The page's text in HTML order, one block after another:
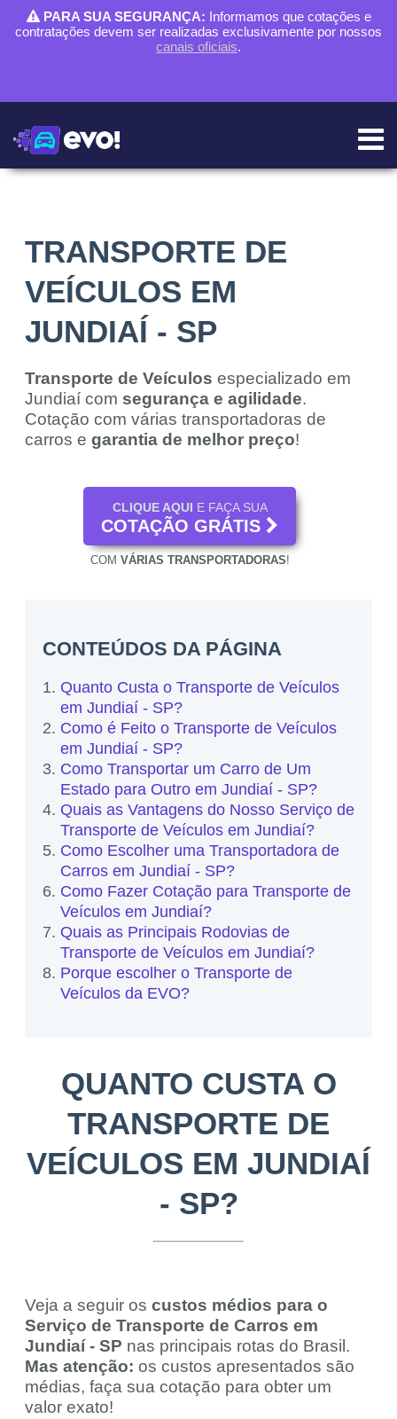
PARA SUA SEGURANÇA: Informamos que cotações e
contratações devem ser realizadas exclusivamente por nossos
canais oficiais.
TRANSPORTE DE
VEÍCULOS EM
JUNDIAÍ - SP
Transporte de Veículos especializado em
Jundiaí com segurança e agilidade.
Cotação com várias transportadoras de
carros e garantia de melhor preço!
CLIQUE AQUI E FAÇA SUA
COTAÇÃO GRÁTIS
COM VÁRIAS TRANSPORTADORAS!
CONTEÚDOS DA PÁGINA
Quanto Custa o Transporte de Veículos
em Jundiaí - SP?
Como é Feito o Transporte de Veículos
em Jundiaí - SP?
Como Transportar um Carro de Um
Estado para Outro em Jundiaí - SP?
Quais as Vantagens do Nosso Serviço de
Transporte de Veículos em Jundiaí?
Como Escolher uma Transportadora de
Carros em Jundiaí - SP?
Como Fazer Cotação para Transporte de
Veículos em Jundiaí?
Quais as Principais Rodovias de
Transporte de Veículos em Jundiaí?
Porque escolher o Transporte de
Veículos da EVO?
QUANTO CUSTA O
TRANSPORTE DE
VEÍCULOS EM JUNDIAÍ
- SP?
Veja a seguir os custos médios para o
Serviço de Transporte de Carros em
Jundiaí - SP nas principais rotas do Brasil.
Mas atenção: os custos apresentados são
médias, faça sua cotação para obter um
valor exato!